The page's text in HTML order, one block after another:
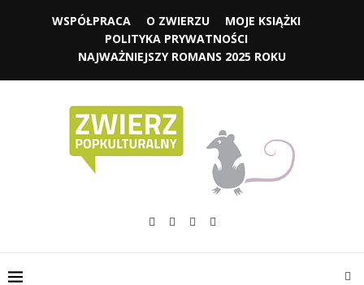
WSPÓŁPRACA O ZWIERZU
MOJE KSIĄŻKI
POLITYKA PRYWATNOŚCI
NAJWAŻNIEJSZY ROMANS 2025 ROKU